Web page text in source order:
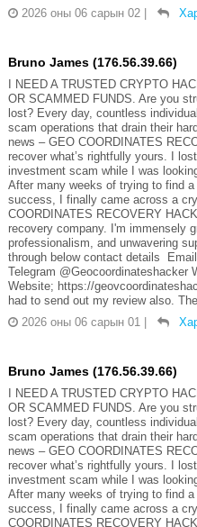
2026 оны 06 сарын 02
Bruno James (176.56.39.66)
I NEED A TRUSTED CRYPTO
OR SCAMMED FUNDS. Are you
lost? Every day, countless
scam operations that drain their
news – GEO COORDINATES
recover what’s rightfully yours. I
investment scam while I was
After many weeks of trying to find
success, I finally came across a
COORDINATES RECOVERY
recovery company. I'm immensely
professionalism, and unwavering
through below contact details
Telegram @Geocoordinateshacker
Website; https://
had to send out my review also.
2026 оны 06 сарын 01
Bruno James (176.56.39.66)
I NEED A TRUSTED CRYPTO
OR SCAMMED FUNDS. Are you
lost? Every day, countless
scam operations that drain their
news – GEO COORDINATES
recover what’s rightfully yours. I
investment scam while I was
After many weeks of trying to find
success, I finally came across a
COORDINATES RECOVERY